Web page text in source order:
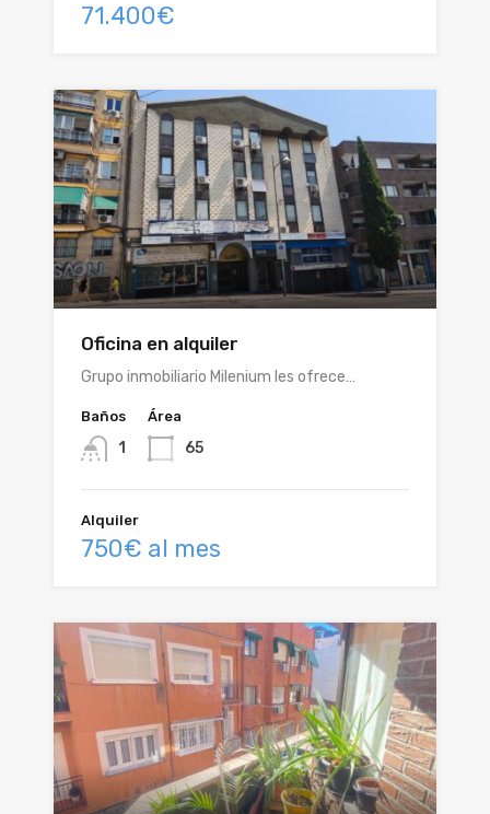
71.400€
Oficina en alquiler
Grupo inmobiliario Milenium les ofrece…
Baños
1
Área
65
Alquiler
750€ al mes